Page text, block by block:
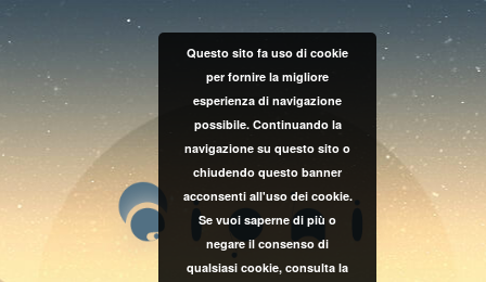
Questo sito fa uso di cookie
per fornire la migliore
esperienza di navigazione
possibile. Continuando la
navigazione su questo sito o
chiudendo questo banner
acconsenti all'uso dei cookie.
Se vuoi saperne di più o
negare il consenso di
qualsiasi cookie, consulta la